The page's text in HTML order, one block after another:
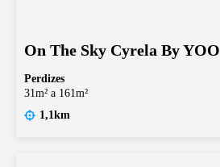
On The Sky Cyrela By YOO
Perdizes
31m² a 161m²
1,1km